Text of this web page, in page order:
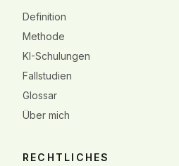
Definition
Methode
KI-Schulungen
Fallstudien
Glossar
Über mich
RECHTLICHES